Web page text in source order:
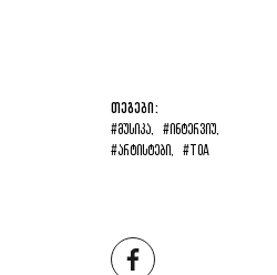
ᲗᲔᲒᲔᲑᲘ:
#ᲛᲣᲡᲘᲙᲐ, #ᲘᲜᲢᲔᲠᲕᲘᲣ,
#ᲐᲠᲢᲘᲡᲢᲔᲑᲘ, #TOA